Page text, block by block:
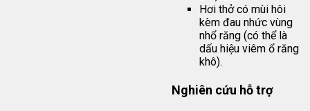
Hơi thở có mùi hôi
kèm đau nhức vùng
nhổ răng (có thể là
dấu hiệu viêm ổ răng
khô).
Nghiên cứu hỗ trợ